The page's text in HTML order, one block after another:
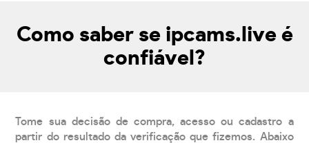
Como saber se ipcams.live é
confiável?
Tome sua decisão de compra, acesso ou cadastro a
partir do resultado da verificação que fizemos. Abaixo